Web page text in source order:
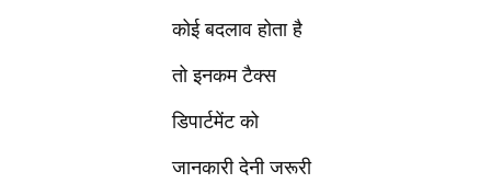
कोई बदलाव होता है
तो इनकम टैक्स
डिपार्टमेंट को
जानकारी देनी जरूरी